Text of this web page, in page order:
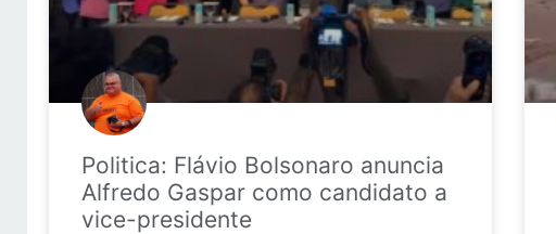
Politica: Flávio Bolsonaro anuncia
Alfredo Gaspar como candidato a
vice-presidente